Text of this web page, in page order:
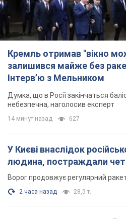
Кремль отримав "вікно
залишився майже без
Інтерв’ю з Мельником
Думка, що в Росії закінчаться
небезпечна, наголосив експерт
14 минут назад 627
У Києві внаслідок
людина, постраждали
Ворог продовжує регулярний
2 часа назад 28,5 т.